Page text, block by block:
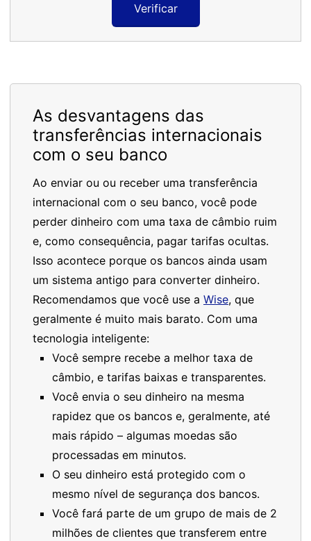
Verificar
As desvantagens das
transferências internacionais
com o seu banco
Ao enviar ou ou receber uma transferência
internacional com o seu banco, você pode
perder dinheiro com uma taxa de câmbio ruim
e, como consequência, pagar tarifas ocultas.
Isso acontece porque os bancos ainda usam
um sistema antigo para converter dinheiro.
Recomendamos que você use a Wise, que
geralmente é muito mais barato. Com uma
tecnologia inteligente:
Você sempre recebe a melhor taxa de
câmbio, e tarifas baixas e transparentes.
Você envia o seu dinheiro na mesma
rapidez que os bancos e, geralmente, até
mais rápido – algumas moedas são
processadas em minutos.
O seu dinheiro está protegido com o
mesmo nível de segurança dos bancos.
Você fará parte de um grupo de mais de 2
milhões de clientes que transferem entre